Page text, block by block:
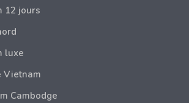
12 jours
luxe
Vietnam
Cambodge